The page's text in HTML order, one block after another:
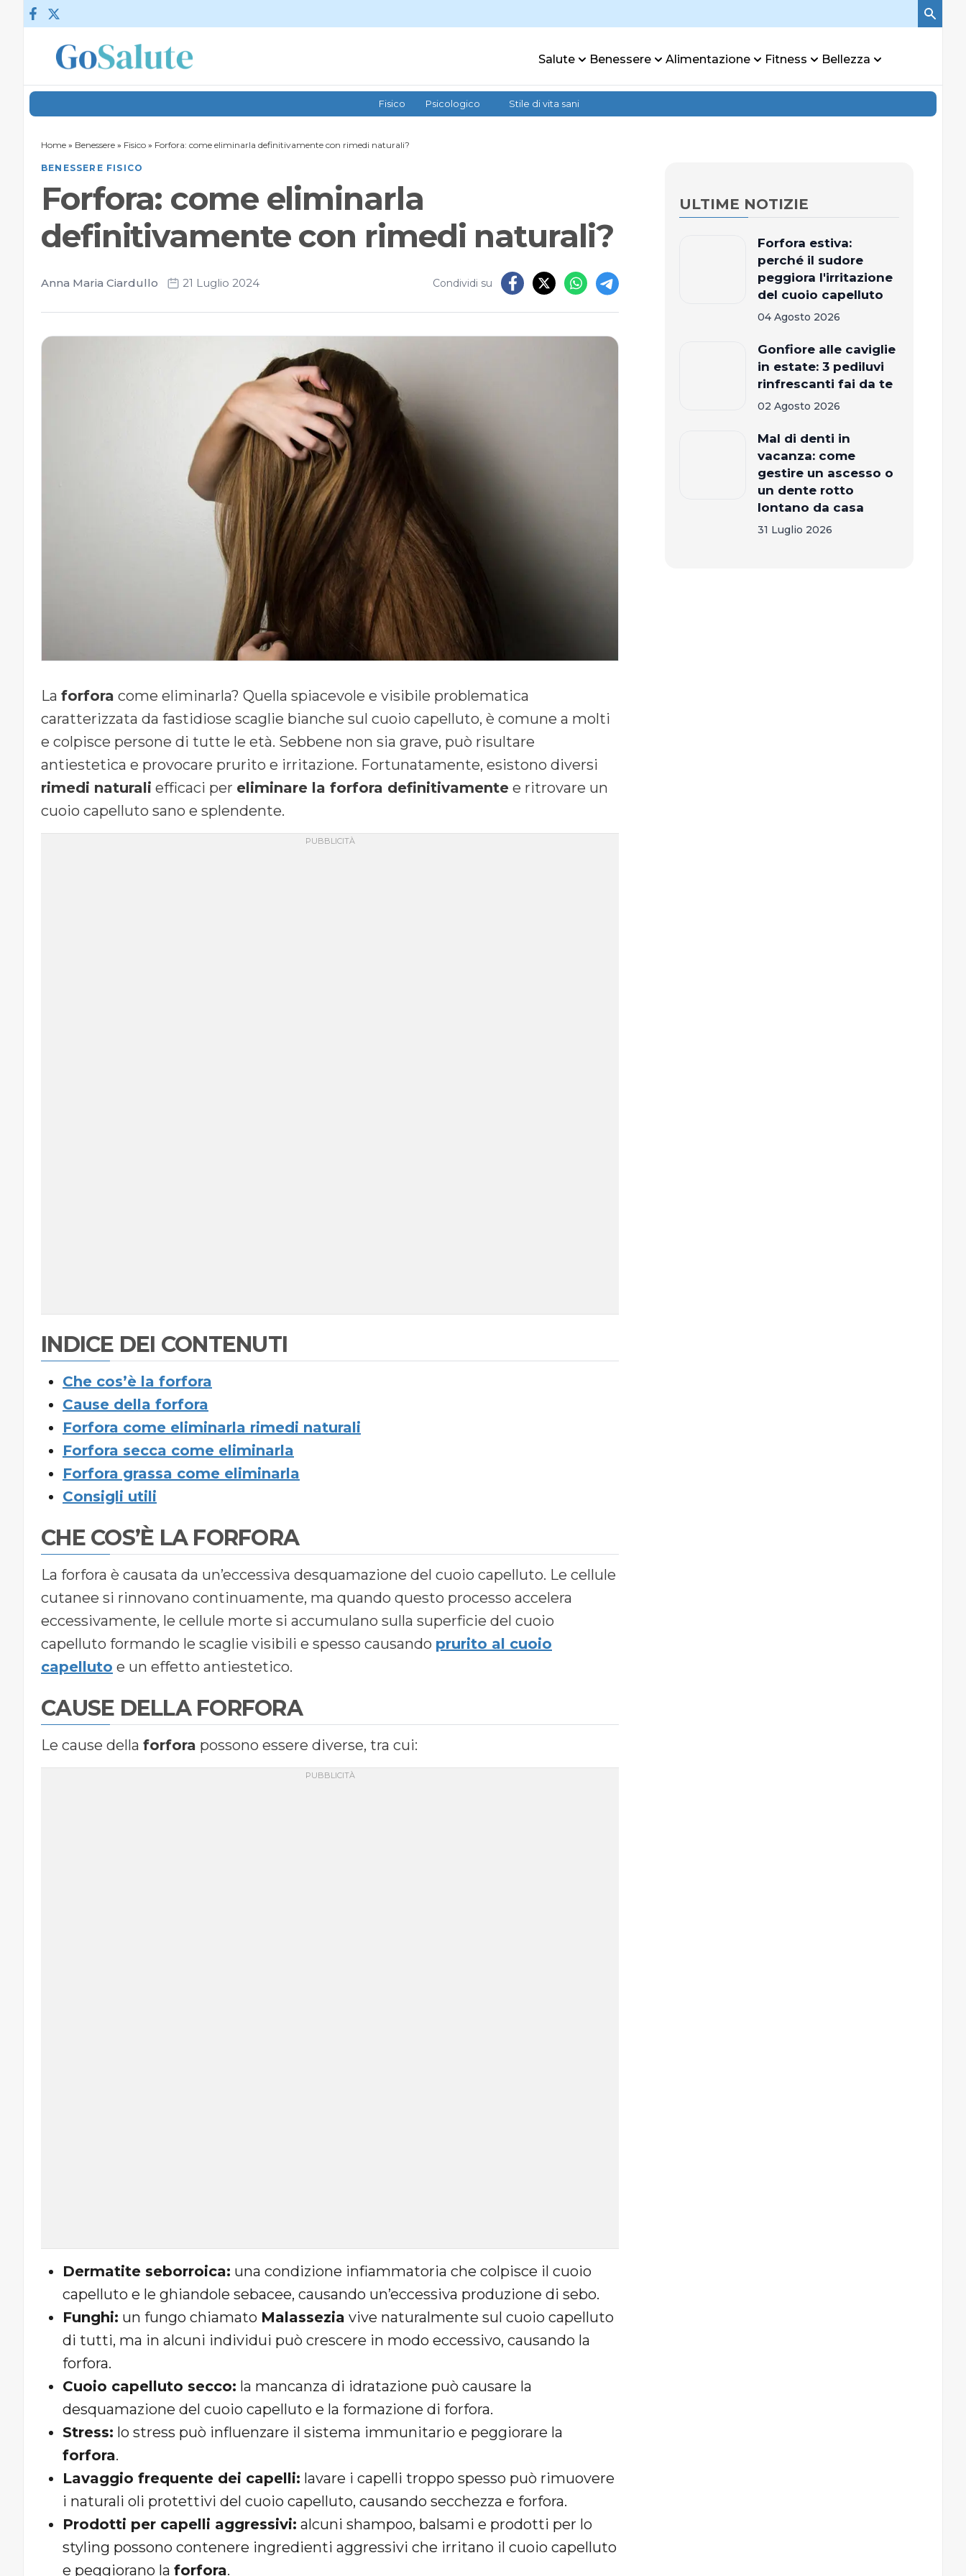
Vai al contenuto
Salute Benessere Alimentazione Fitness Bellezza
Fisico Psicologico Stile di vita sani
Home » Benessere » Fisico » Forfora: come eliminarla definitivamente con rimedi naturali?
BENESSERE FISICO
Forfora: come eliminarla
definitivamente con rimedi naturali?
Anna Maria Ciardullo 21 Luglio 2024 Condividi su
La forfora come eliminarla? Quella spiacevole e visibile problematica
caratterizzata da fastidiose scaglie bianche sul cuoio capelluto, è comune a molti
e colpisce persone di tutte le età. Sebbene non sia grave, può risultare
antiestetica e provocare prurito e irritazione. Fortunatamente, esistono diversi
rimedi naturali efficaci per eliminare la forfora definitivamente e ritrovare un
cuoio capelluto sano e splendente.
INDICE DEI CONTENUTI
Che cos’è la forfora
Cause della forfora
Forfora come eliminarla rimedi naturali
Forfora secca come eliminarla
Forfora grassa come eliminarla
Consigli utili
CHE COS’È LA FORFORA
La forfora è causata da un’eccessiva desquamazione del cuoio capelluto. Le cellule
cutanee si rinnovano continuamente, ma quando questo processo accelera
eccessivamente, le cellule morte si accumulano sulla superficie del cuoio
capelluto formando le scaglie visibili e spesso causando prurito al cuoio
capelluto e un effetto antiestetico.
CAUSE DELLA FORFORA
Le cause della forfora possono essere diverse, tra cui:
Dermatite seborroica: una condizione infiammatoria che colpisce il cuoio
capelluto e le ghiandole sebacee, causando un’eccessiva produzione di sebo.
Funghi: un fungo chiamato Malassezia vive naturalmente sul cuoio capelluto
di tutti, ma in alcuni individui può crescere in modo eccessivo, causando la
forfora.
Cuoio capelluto secco: la mancanza di idratazione può causare la
desquamazione del cuoio capelluto e la formazione di forfora.
Stress: lo stress può influenzare il sistema immunitario e peggiorare la
forfora.
Lavaggio frequente dei capelli: lavare i capelli troppo spesso può rimuovere
i naturali oli protettivi del cuoio capelluto, causando secchezza e forfora.
Prodotti per capelli aggressivi: alcuni shampoo, balsami e prodotti per lo
styling possono contenere ingredienti aggressivi che irritano il cuoio capelluto
e peggiorano la forfora.
ULTIME NOTIZIE
Forfora estiva:
perché il sudore
peggiora l'irritazione
del cuoio capelluto
04 Agosto 2026
Gonfiore alle caviglie
in estate: 3 pediluvi
rinfrescanti fai da te
02 Agosto 2026
Mal di denti in
vacanza: come
gestire un ascesso o
un dente rotto
lontano da casa
31 Luglio 2026